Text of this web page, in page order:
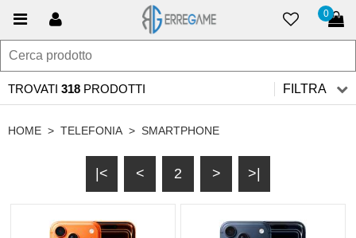
0
TROVATI 318 PRODOTTI FILTRA
HOME > TELEFONIA > SMARTPHONE
|< < 2 > >|